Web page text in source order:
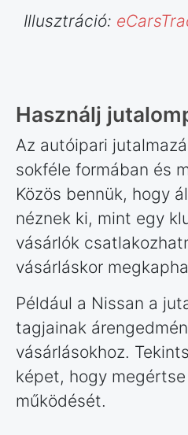
Illusztráció:
Használj
Az autóipari
sokféle formában és
Közös bennük, hogy
néznek ki, mint egy
vásárlók
vásárláskor
Például a Nissan a
tagjainak
vásárlásokhoz.
képet, hogy
működését.